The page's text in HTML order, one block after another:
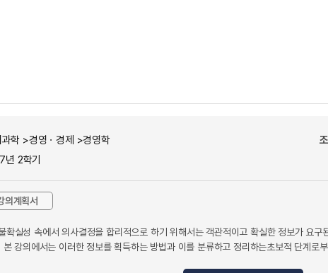
학 >경영ㆍ경제 >경영학
년 2학기
의계획서
확실성 속에서 의사결정을 합리적으로 하기 위해서는 객관적이고 확실한 정보가 요
강의에서는 이러한 정보를 획득하는 방법과 이를 분류하고 정리하는초보적 단계